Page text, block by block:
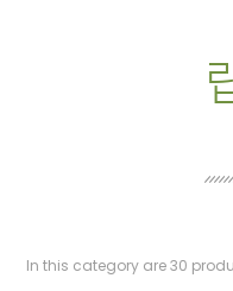
In this category are30